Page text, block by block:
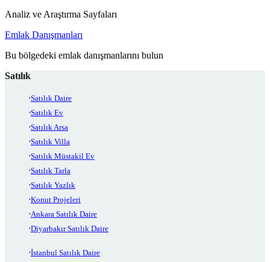
Analiz ve Araştırma Sayfaları
Emlak Danışmanları
Bu bölgedeki emlak danışmanlarını bulun
Satılık
Satılık Daire
Satılık Ev
Satılık Arsa
Satılık Villa
Satılık Müstakil Ev
Satılık Tarla
Satılık Yazlık
Konut Projeleri
Ankara Satılık Daire
Diyarbakır Satılık Daire
İstanbul Satılık Daire